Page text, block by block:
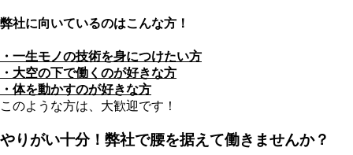
弊社に向いているのはこんな方！
・一生モノの技術を身につけたい方
・大空の下で働くのが好きな方
・体を動かすのが好きな方
このような方は、大歓迎です！
やりがい十分！弊社で腰を据えて働きませんか？